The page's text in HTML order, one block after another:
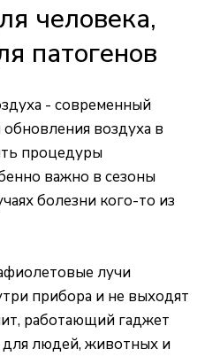
человека,
патогенов
- современный
воздуха в
процедуры
важно в сезоны
болезни кого-то из
лучи
прибора и не выходят
работающий гаджет
для людей, животных и